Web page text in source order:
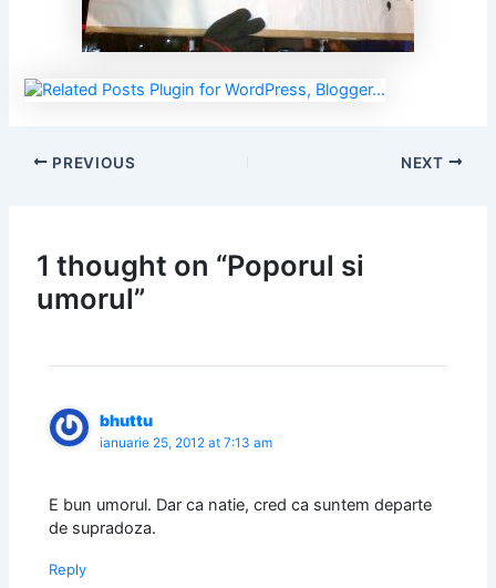
PREVIOUS NEXT
1 thought on “Poporul si
umorul”
bhuttu
ianuarie 25, 2012 at 7:13 am
E bun umorul. Dar ca natie, cred ca suntem departe
de supradoza.
Reply